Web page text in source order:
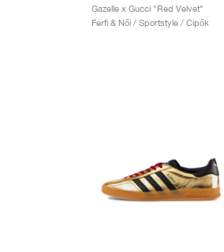
Gazelle x Gucci "Red Velvet"
Férfi & Női / Sportstyle / Cipők